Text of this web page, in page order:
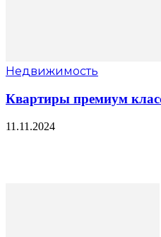
Недвижимость
Квартиры премиум
11.11.2024